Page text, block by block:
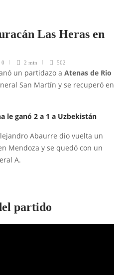
Las Heras en
0 2 min 502
un partidazo a Atenas de Rio
San Martín y se recuperó en
le ganó 2 a 1 a Uzbekistán
Abaurre dio vuelta un
Mendoza y se quedó con un
A.
partido